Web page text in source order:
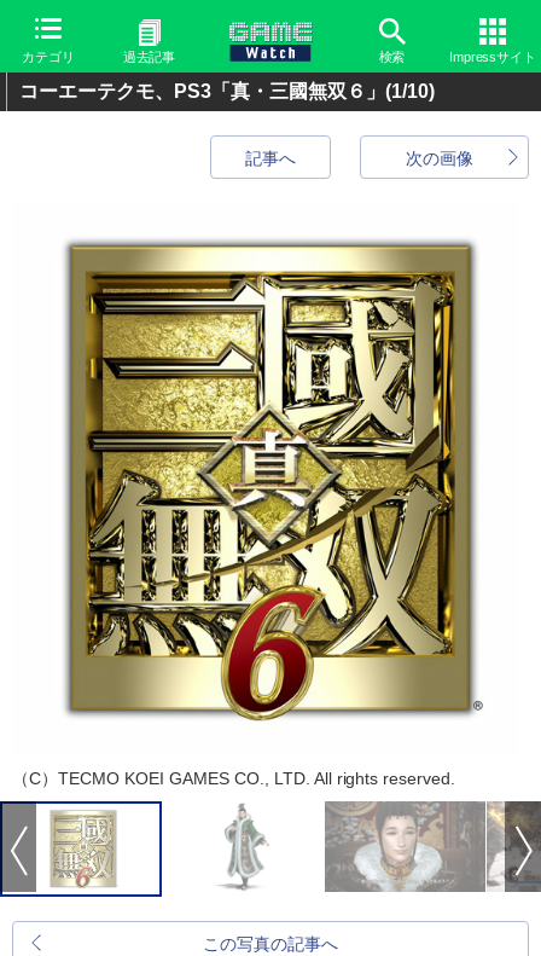
カテゴリ 過去記事 検索 Impressサイト
コーエーテクモ、PS3「真・三國無双６」 (1/10)
次の画像
記事へ
（C）TECMO KOEI GAMES CO., LTD. All rights reserved.
この写真の記事へ